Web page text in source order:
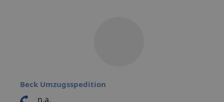
Beck Umzugsspedition
n.a.